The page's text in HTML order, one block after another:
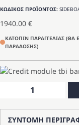
ΚΩΔΙΚΟΣ ΠΡΟΪΟΝΤΟΣ:
1940.00 €
ΚΑΤΟΠΙΝ ΠΑΡΑΓΓΕΛΙΑΣ
ΠΑΡΑΔΟΣΗΣ)
ποσότητα
ΣΥΝΤΟΜΗ